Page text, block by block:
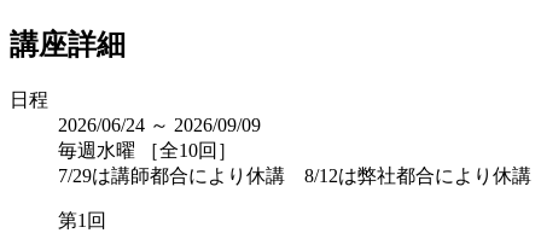
講座詳細
日程
2026/06/24 ～ 2026/09/09
毎週水曜 ［全10回］
7/29は講師都合により休講 8/12は弊社都合により休講
第1回